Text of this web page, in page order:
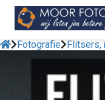
Fotografie Flitsers,